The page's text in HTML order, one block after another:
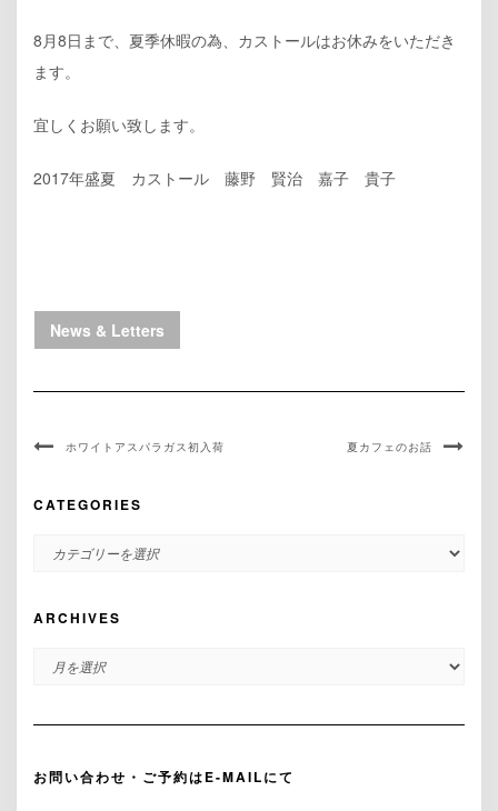
8月8日まで、夏季休暇の為、カストールはお休みをいただき
ます。
宜しくお願い致します。
2017年盛夏 カストール 藤野 賢治 嘉子 貴子
News & Letters
ホワイトアスパラガス初入荷 夏カフェのお話
CATEGORIES
CATEGORIES
ARCHIVES
ARCHIVES
お問い合わせ・ご予約はE-MAILにて